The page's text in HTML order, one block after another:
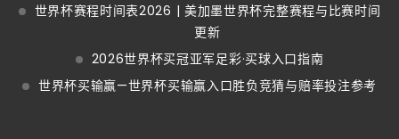
世界杯赛程时间表2026 | 美加墨世界杯完整赛程与比赛时间
更新
2026世界杯买冠亚军足彩·买球入口指南
世界杯买输赢—世界杯买输赢入口胜负竞猜与赔率投注参考